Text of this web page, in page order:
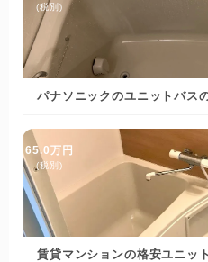
(税別)
パナソニックのユニットバス
65.0万円
(税別)
賃貸マンションの格安ユニッ